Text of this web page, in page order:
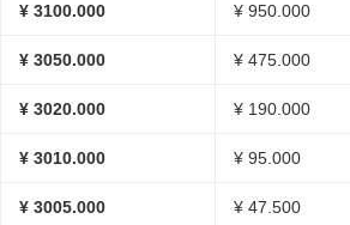
¥ 3100.000 ¥ 950.000
¥ 3050.000 ¥ 475.000
¥ 3020.000 ¥ 190.000
¥ 3010.000 ¥ 95.000
¥ 3005.000 ¥ 47.500